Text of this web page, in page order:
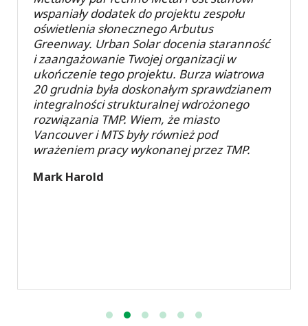
wspaniały dodatek do projektu zespołu
oświetlenia słonecznego Arbutus
Greenway. Urban Solar docenia staranność
i zaangażowanie Twojej organizacji w
ukończenie tego projektu. Burza wiatrowa
20 grudnia była doskonałym sprawdzianem
integralności strukturalnej wdrożonego
rozwiązania TMP. Wiem, że miasto
Vancouver i MTS były również pod
wrażeniem pracy wykonanej przez TMP.
Mark Harold